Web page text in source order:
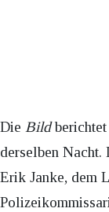
Die Bildberichtet
derselben Nacht.
Erik Janke, dem